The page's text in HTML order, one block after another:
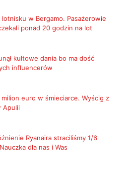
w Bergamo. Pasażerowie
ponad 20 godzin na lot
kultowe dania bo ma dość
influencerów
milion euro w śmieciarce. Wyścig z
Apulii
Ryanaira straciliśmy 1/6
dla nas i Was